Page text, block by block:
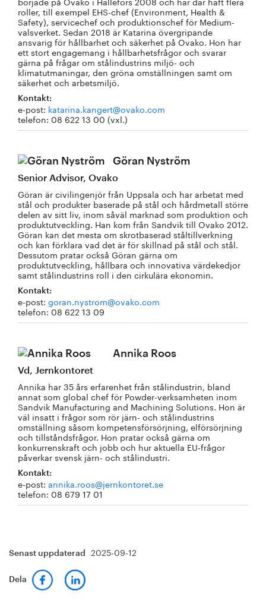
roller, till exempel EHS-chef (Environment, Health &
Safety), servicechef och produktionschef för Medium-
valsverket. Sedan 2018 är Katarina övergripande
ansvarig för hållbarhet och säkerhet på Ovako. Hon har
ett stort engagemang i hållbarhetsfrågor och svarar
gärna på frågar om stålindustrins miljö- och
klimatutmaningar, den gröna omställningen samt om
säkerhet och arbetsmiljö.
Kontakt:
e-post: katarina.kangert@ovako.com
telefon: 08 622 13 00 (vxl.)
Göran Nyström
Senior Advisor, Ovako
Göran är civilingenjör från Uppsala och har arbetat med
stål och produkter baserade på stål och hårdmetall större
delen av sitt liv, inom såväl marknad som produktion och
produktutveckling. Han kom från Sandvik till Ovako 2012.
Göran kan det mesta om skrotbaserad ståltillverkning
och kan förklara vad det är för skillnad på stål och stål.
Dessutom pratar också Göran gärna om
produktutveckling, hållbara och innovativa värdekedjor
samt stålindustrins roll i den cirkulära ekonomin.
Kontakt:
e-post: goran.nystrom@ovako.com
telefon: 08 622 13 09
Annika Roos
Vd, Jernkontoret
Annika har 35 års erfarenhet från stålindustrin, bland
annat som global chef för Powder-verksamheten inom
Sandvik Manufacturing and Machining Solutions. Hon är
väl insatt i frågor som rör järn- och stålindustrins
omställning såsom kompetensförsörjning, elförsörjning
och tillståndsfrågor. Hon pratar också gärna om
konkurrenskraft och jobb och hur aktuella EU-frågor
påverkar svensk järn- och stålindustri.
Kontakt:
e-post: annika.roos@jernkontoret.se
telefon: 08 679 17 01
Senast uppdaterad 2025-09-12
Dela